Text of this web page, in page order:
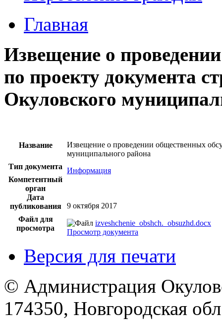
Главная
Извещение о
по проекту документа
Окуловского
Название
Извещение о проведении общественных
муниципального района
Тип документа Информация
Компетентный
орган
Дата
публикования
9 октября 2017
Файл для
просмотра
izveshchenie_obshch._obsuzhd.docx
Просмотр документа
Версия для печати
© Администрация
174350, Новгородская